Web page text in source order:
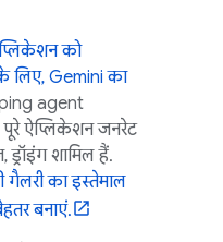
को
लिए, Gemini का
agent
पूरे ऐप्लिकेशन जनरेट
शामिल हैं.
का इस्तेमाल
बनाएं.